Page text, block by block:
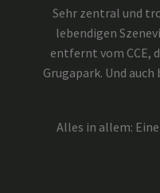
Sehr zentral und
lebendigen
entfernt vom CCE,
Grugapark. Und
Alles in allem: Eine